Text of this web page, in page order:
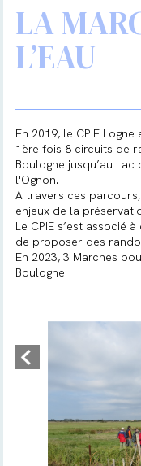
LA
L’EAU
En 2019, le CPIE
1ère fois 8 circuits de
Boulogne jusqu’au
l'Ognon.
A travers ces
enjeux de la
Le CPIE s’est associé
de proposer des
En 2023, 3 Marches
Boulogne.